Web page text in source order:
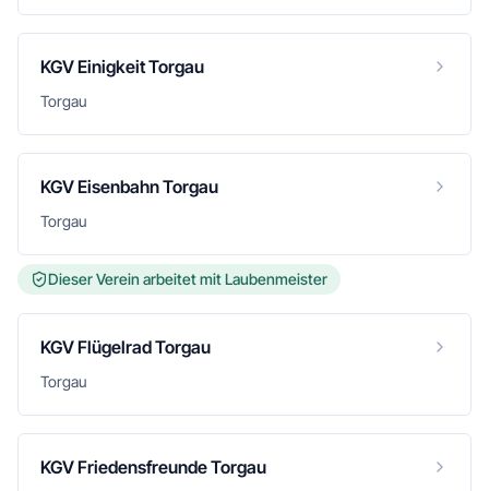
KGV Einigkeit Torgau
Torgau
KGV Eisenbahn Torgau
Torgau
Dieser Verein arbeitet mit Laubenmeister
KGV Flügelrad Torgau
Torgau
KGV Friedensfreunde Torgau